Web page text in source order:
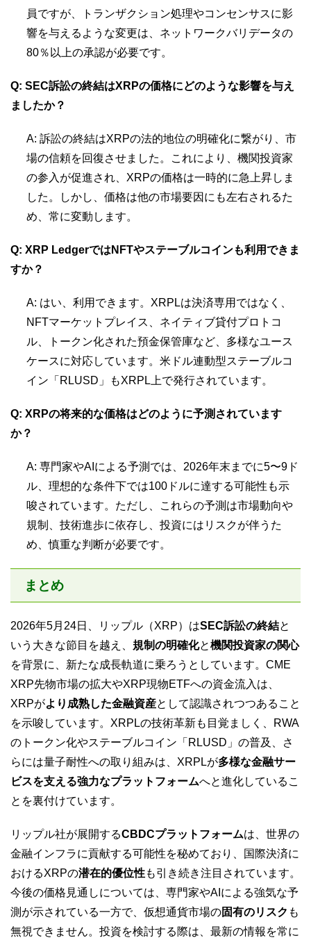
員ですが、トランザクション処理やコンセンサスに影
響を与えるような変更は、ネットワークバリデータの
80％以上の承認が必要です。
Q: SEC訴訟の終結はXRPの価格にどのような影響を与え
ましたか？
A: 訴訟の終結はXRPの法的地位の明確化に繋がり、市
場の信頼を回復させました。これにより、機関投資家
の参入が促進され、XRPの価格は一時的に急上昇しま
した。しかし、価格は他の市場要因にも左右されるた
め、常に変動します。
Q: XRP LedgerではNFTやステーブルコインも利用できま
すか？
A: はい、利用できます。XRPLは決済専用ではなく、
NFTマーケットプレイス、ネイティブ貸付プロトコ
ル、トークン化された預金保管庫など、多様なユース
ケースに対応しています。米ドル連動型ステーブルコ
イン「RLUSD」もXRPL上で発行されています。
Q: XRPの将来的な価格はどのように予測されています
か？
A: 専門家やAIによる予測では、2026年末までに5〜9ド
ル、理想的な条件下では100ドルに達する可能性も示
唆されています。ただし、これらの予測は市場動向や
規制、技術進歩に依存し、投資にはリスクが伴うた
め、慎重な判断が必要です。
まとめ
2026年5月24日、リップル（XRP）はSEC訴訟の終結と
いう大きな節目を越え、 規制の明確化と機関投資家の関心
を背景に、新たな成長軌道に乗ろうとしています。CME
XRP先物市場の拡大やXRP現物ETFへの資金流入は、
XRPがより成熟した金融資産として認識されつつあること
を示唆しています。XRPLの技術革新も目覚ましく、RWA
のトークン化やステーブルコイン「RLUSD」の普及、さ
らには量子耐性への取り組みは、XRPLが多様な金融サー
ビスを支える強力なプラットフォームへと進化しているこ
とを裏付けています。
リップル社が展開するCBDCプラットフォームは、世界の
金融インフラに貢献する可能性を秘めており、国際決済に
おけるXRPの潜在的優位性も引き続き注目されています。
今後の価格見通しについては、専門家やAIによる強気な予
測が示されている一方で、仮想通貨市場の固有のリスク も
無視できません。投資を検討する際は、最新の情報を常に